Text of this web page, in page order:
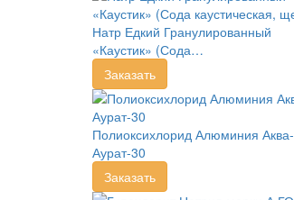
Натр Едкий Гранулированный
«Каустик» (Сода…
Заказать
Полиоксихлорид Алюминия Аква-
Аурат-30
Заказать